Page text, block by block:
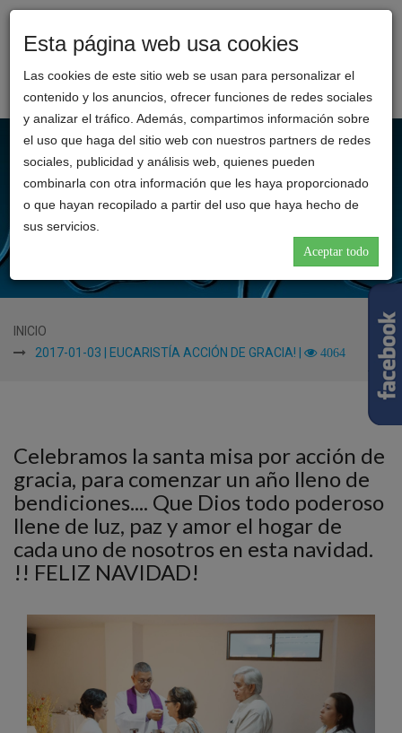
Esta página web usa cookies
Las cookies de este sitio web se usan para personalizar el
contenido y los anuncios, ofrecer funciones de redes sociales
y analizar el tráfico. Además, compartimos información sobre
el uso que haga del sitio web con nuestros partners de redes
sociales, publicidad y análisis web, quienes pueden
combinarla con otra información que les haya proporcionado
o que hayan recopilado a partir del uso que haya hecho de
sus servicios.
Aceptar todo
CLINICA
REINA
CATALINA
INICIO
2017-01-03 | EUCARISTÍA ACCIÓN DE GRACIA! |
4064
Celebramos la santa misa por acción de
gracia, para comenzar un año lleno de
bendiciones.... Que Dios todo poderoso
llene de luz, paz y amor el hogar de
cada uno de nosotros en esta navidad.
!! FELIZ NAVIDAD!